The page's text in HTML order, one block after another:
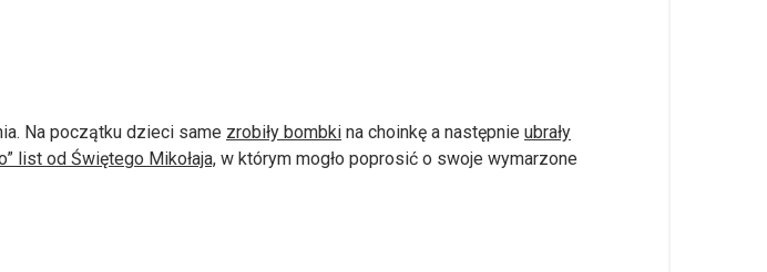
Na początku dzieci same zrobiły bombki na choinkę a następnie ubrały
list od Świętego Mikołaja, w którym mogło poprosić o swoje wymarzone